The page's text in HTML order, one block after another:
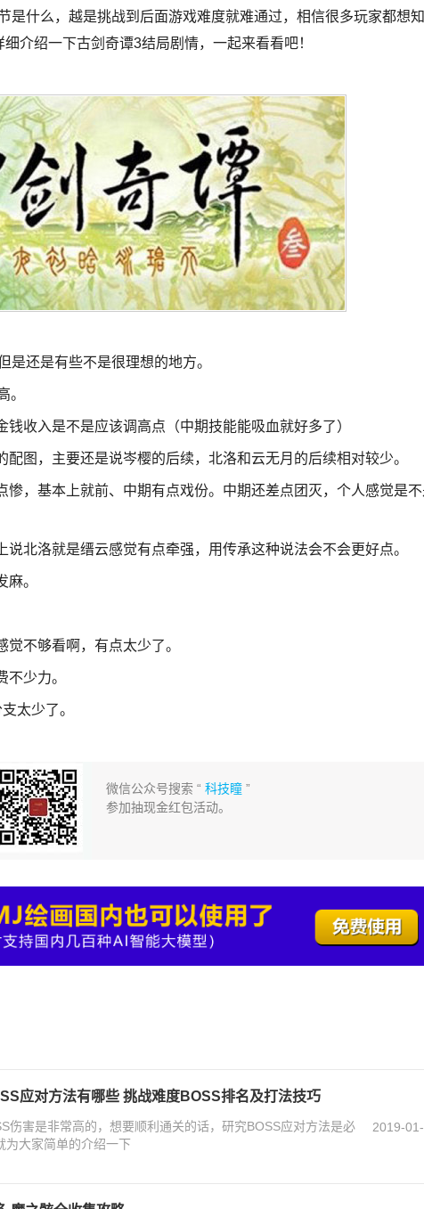
是什么，越是挑战到后面游戏难度就难通过，相信很多玩家都想
介绍一下古剑奇谭3结局剧情，一起来看看吧！
是还是有些不是很理想的地方。
。
收入是不是应该调高点（中期技能能吸血就好多了）
图，主要还是说岑樱的后续，北洛和云无月的后续相对较少。
，基本上就前、中期有点戏份。中期还差点团灭，个人感觉是不
北洛就是缙云感觉有点牵强，用传承这种说法会不会更好点。
。
不够看啊，有点太少了。
少力。
太少了。
微信公众号搜索 “科技瞳 ”
参加抽现金红包活动。
应对方法有哪些 挑战难度BOSS排名及打法技巧
伤害是非常高的，想要顺利通关的话，研究BOSS应对方法是必
为大家简单的介绍一下
2019-